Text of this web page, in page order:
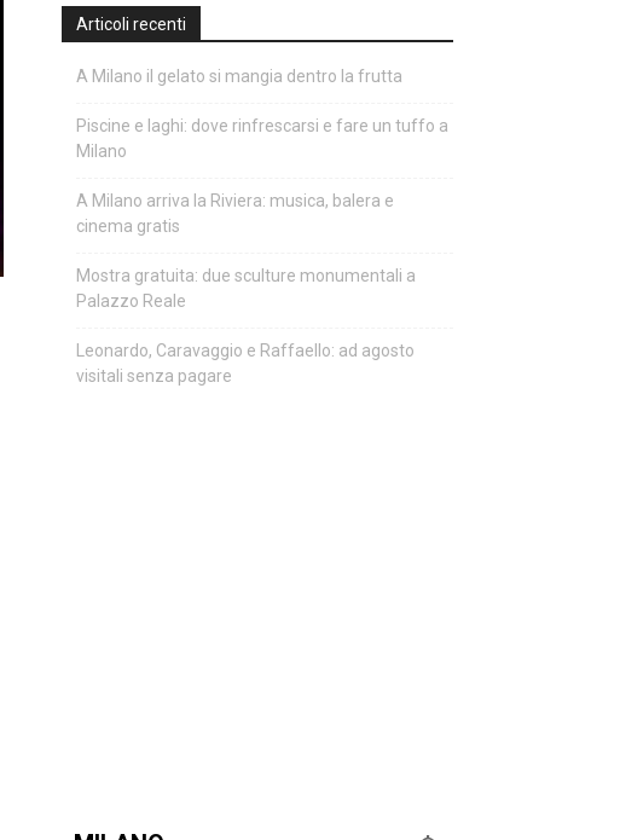
Articoli recenti
A Milano il gelato si mangia dentro la frutta
Piscine e laghi: dove rinfrescarsi e fare un tuffo a
Milano
A Milano arriva la Riviera: musica, balera e
cinema gratis
Mostra gratuita: due sculture monumentali a
Palazzo Reale
Leonardo, Caravaggio e Raffaello: ad agosto
visitali senza pagare